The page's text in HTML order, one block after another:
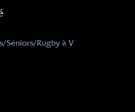
Séniors/Rugby à V